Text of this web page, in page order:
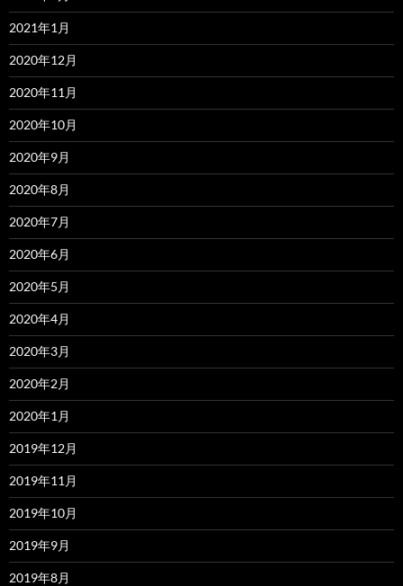
2021年1月
2020年12月
2020年11月
2020年10月
2020年9月
2020年8月
2020年7月
2020年6月
2020年5月
2020年4月
2020年3月
2020年2月
2020年1月
2019年12月
2019年11月
2019年10月
2019年9月
2019年8月